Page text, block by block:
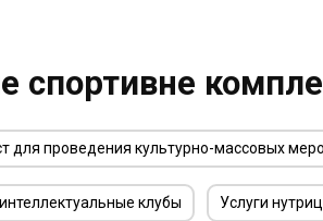
спортивне
для проведения культурно-массовых
клубы Услуги